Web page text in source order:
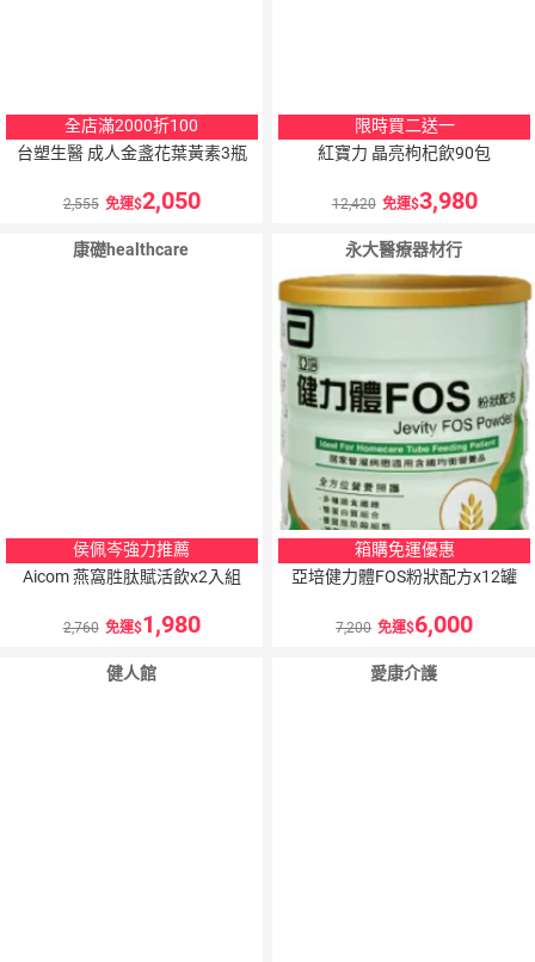
全店滿2000折100
台塑生醫 成人金盞花葉黃素3瓶
2,555 免運 2,050
限時買二送一
紅寶力 晶亮枸杞飲90包
12,420 免運 3,980
康礎healthcare
侯佩岑強力推薦
Aicom 燕窩胜肽賦活飲x2入組
2,760 免運 1,980
永大醫療器材行
箱購免運優惠
亞培健力體FOS粉狀配方x12罐
7,200 免運 6,000
健人館 愛康介護